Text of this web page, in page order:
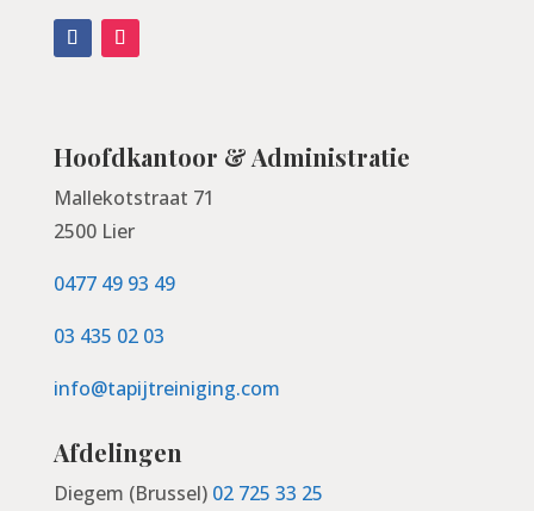
Hoofdkantoor & Administratie
Mallekotstraat 71
2500 Lier
0477 49 93 49
03 435 02 03
info@tapijtreiniging.com
Afdelingen
Diegem (Brussel) 02 725 33 25